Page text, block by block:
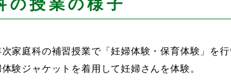
の授業の様子
家庭科の補習授業で「妊婦体験・保育体験」を行
体験ジャケットを着用して妊婦さんを体験。